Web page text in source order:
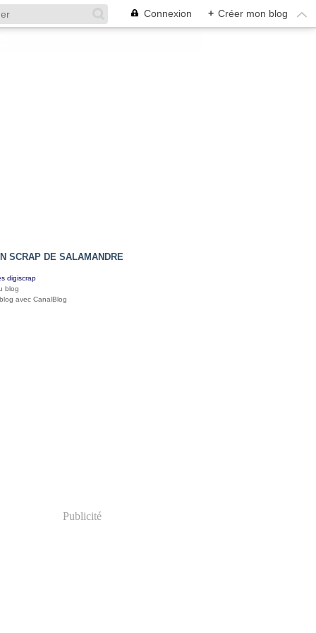
Connexion + Créer mon blog
SCRAP DE SALAMANDRE
digiscrap
blog
avec CanalBlog
Publicité